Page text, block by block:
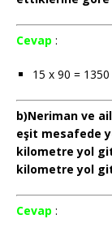
Cevap :
15 x 90 =
b)Neriman ve
eşit mesafede
kilometre yol
kilometre yol
Cevap :